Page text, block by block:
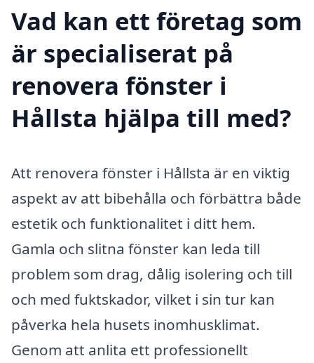
Vad kan ett företag som
är specialiserat på
renovera fönster i
Hållsta hjälpa till med?
Att renovera fönster i Hållsta är en viktig
aspekt av att bibehålla och förbättra både
estetik och funktionalitet i ditt hem.
Gamla och slitna fönster kan leda till
problem som drag, dålig isolering och till
och med fuktskador, vilket i sin tur kan
påverka hela husets inomhusklimat.
Genom att anlita ett professionellt